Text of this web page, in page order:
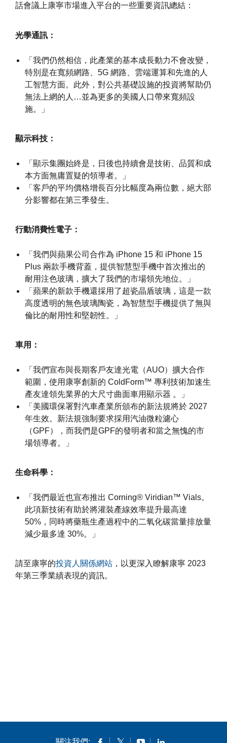
話會議上康寧市場進入平台的一些重要資訊總結：
光學通訊：
「我們仍然相信，此產業的基本成長動力不會改變，
特別是在寬頻網路、5G 網路、雲端運算和先進的人
工智慧方面。此外，對公共基礎設施的投資將幫助仍
無法上網的人…並為更多的美國人口帶來寬頻設
施。」
顯示科技：
「顯示集團始終是，日後也持續會是技術、品質和成
本方面無庸置疑的領導者。」
「客戶的平均價格增長百分比幅度為兩位數，絕大部
分影響都在第三季發生。
行動消費性電子：
「我們與蘋果公司合作為 iPhone 15 和 iPhone 15
Plus 兩款手機背蓋，提供智慧型手機中首次推出的
耐用注色玻璃，擴大了我們的市場領先地位。」
「蘋果的新款手機還採用了超瓷晶盾玻璃，這是一款
高度透明的無色玻璃陶瓷，為智慧型手機提供了無與
倫比的耐用性和堅韌性。」
車用：
「我們宣布與長期客戶友達光電（AUO）擴大合作
範圍，使用康寧創新的 ColdForm™ 專利技術加速生
產友達領先業界的大尺寸曲面車用顯示器 。」
「美國環保署對汽車產業所頒布的新法規將於 2027
年生效。新法規強制要求採用汽油微粒濾心
（GPF），而我們是GPF的發明者和當之無愧的市
場領導者。」
生命科學：
「我們最近也宣布推出 Corning® Viridian™ Vials。
此項新技術有助於將灌裝產線效率提升最高達
50%，同時將藥瓶生產過程中的二氧化碳當量排放量
減少最多達 30%。」
請至康寧的投資人關係網站 ，以更深入瞭解康寧 2023
年第三季業績表現的資訊。